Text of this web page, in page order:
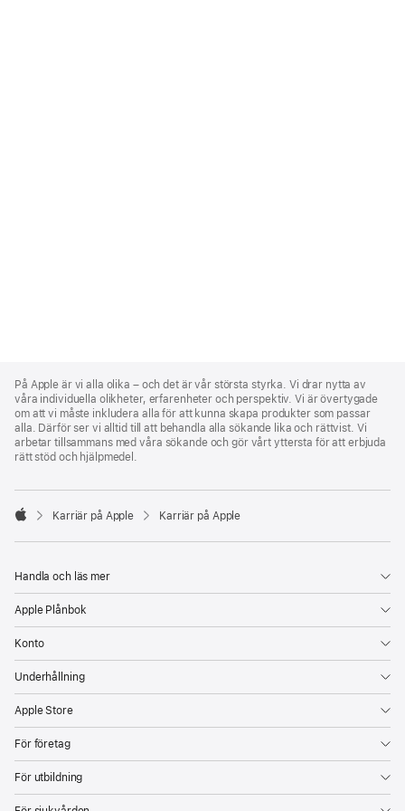
Footer
På Apple är vi alla olika – och det är vår största styrka. Vi drar nytta av
våra individuella olikheter, erfarenheter och perspektiv. Vi är övertygade
om att vi måste inkludera alla för att kunna skapa produkter som passar
alla. Därför ser vi alltid till att behandla alla sökande lika och rättvist. Vi
arbetar tillsammans med våra sökande och gör vårt yttersta för att erbjuda
rätt stöd och hjälpmedel.

Karriär på Apple Karriär på Apple
Handla och läs mer
Apple Plånbok
Konto
Underhållning
Apple Store
För företag
För utbildning